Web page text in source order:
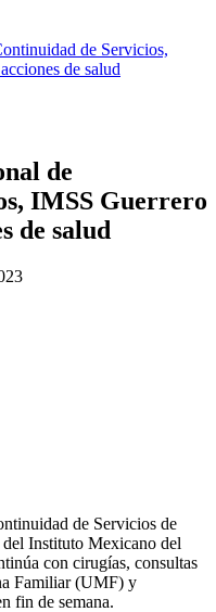
de Servicios,
de salud
de
IMSS Guerrero
de salud
de Servicios de
Instituto Mexicano del
con cirugías, consultas
Familiar (UMF) y
fin de semana.